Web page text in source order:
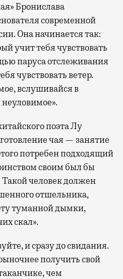
Бронислава
современной
Она начинается так:
учит тебя чувствовать
паруса отслеживания
чувствовать ветер.
вслушивайся в
поэта Лу
чая — занятие
потребен подходящий
своим был бы
Такой человек должен
отшельника,
туманной дымки,
скал».
и сразу до свидания.
получить свой
чем